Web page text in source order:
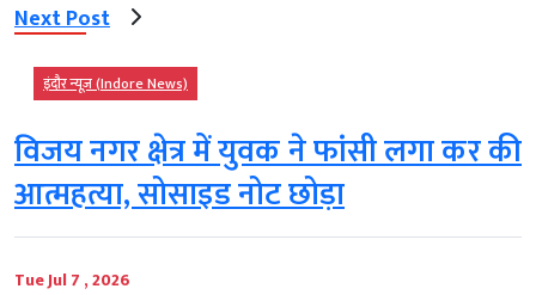
Next Post
इंदौर न्यूज़ (Indore News)
विजय नगर क्षेत्र में युवक ने फांसी लगा कर की
आत्महत्या, सोसाइड नोट छोड़ा
Tue Jul 7 , 2026